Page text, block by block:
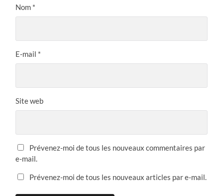
Nom *
E-mail *
Site web
Prévenez-moi de tous les nouveaux commentaires par
e-mail.
Prévenez-moi de tous les nouveaux articles par e-mail.